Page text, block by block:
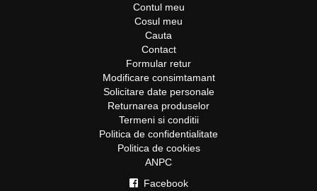
Contul meu
Cosul meu
Cauta
Contact
Formular retur
Modificare consimtamant
Solicitare date personale
Returnarea produselor
Termeni si conditii
Politica de confidentialitate
Politica de cookies
ANPC
Facebook